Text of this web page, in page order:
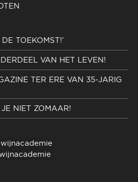
TOEKOMST!’
VAN HET LEVEN!
TER ERE VAN 35-JARIG
NIET ZOMAAR!